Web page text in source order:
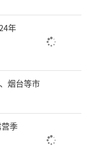
化、拓宽业务边
。其中，向城
业革新发展的必
海尚海服务集
区+大城市”为
业主增值服
智能科技服
年
烟台等市
季